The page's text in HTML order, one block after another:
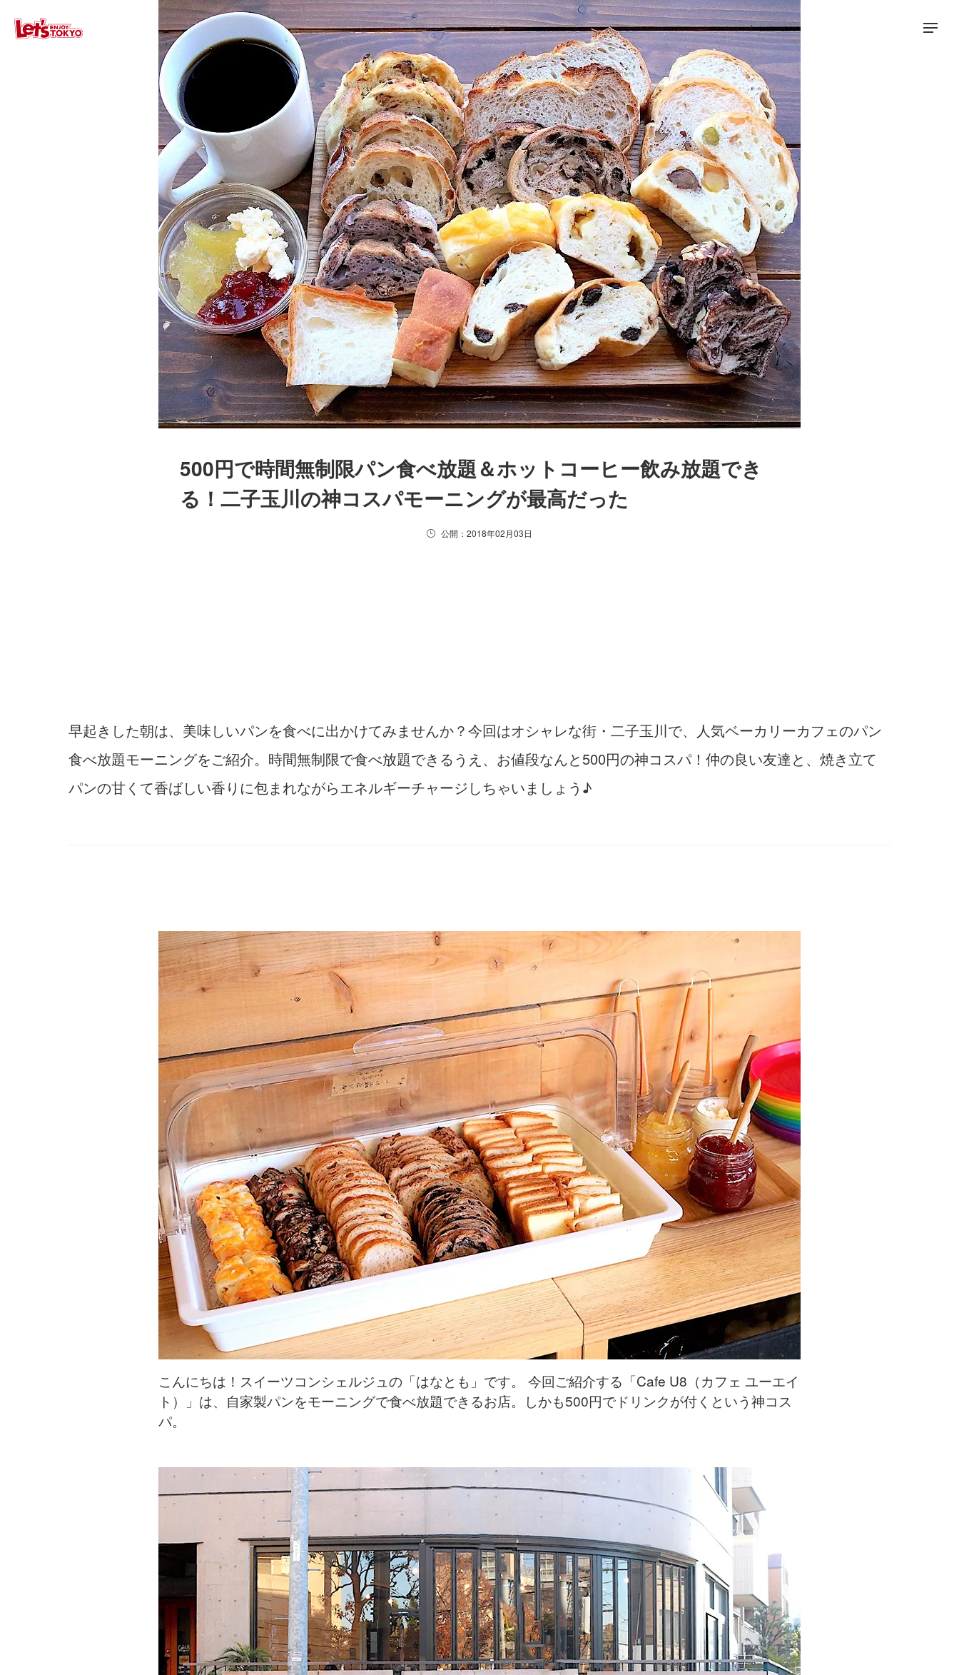
500円で時間無制限パン食べ放題＆ホットコーヒー飲み放題でき
る！二子玉川の神コスパモーニングが最高だった
公開：2018年02月03日
早起きした朝は、美味しいパンを食べに出かけてみませんか？今回はオシャレな街・二子玉川で、人気ベーカリーカフェのパン
食べ放題モーニングをご紹介。時間無制限で食べ放題できるうえ、お値段なんと500円の神コスパ！仲の良い友達と、焼き立て
パンの甘くて香ばしい香りに包まれながらエネルギーチャージしちゃいましょう♪
こんにちは！スイーツコンシェルジュの「はなとも」です。 今回ご紹介する「Cafe U8（カフェ ユーエイ
ト）」は、自家製パンをモーニングで食べ放題できるお店。しかも500円でドリンクが付くという神コス
パ。